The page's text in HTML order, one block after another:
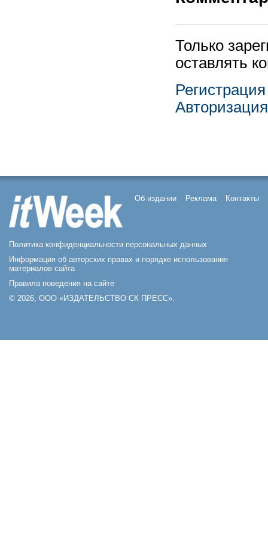
Только
оставлять
Регистрация
Авторизация
Об издании Реклама Контакты
Политика конфиденциальности персональных данных
Информация об авторских правах и порядке использования
материалов сайта
Правила поведения на сайте
© 2026, ООО «ИЗДАТЕЛЬСТВО СК ПРЕСС».